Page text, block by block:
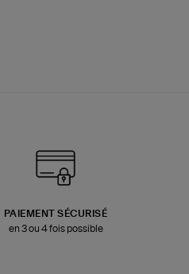
PAIEMENT SÉCURISÉ
en 3 ou 4 fois possible